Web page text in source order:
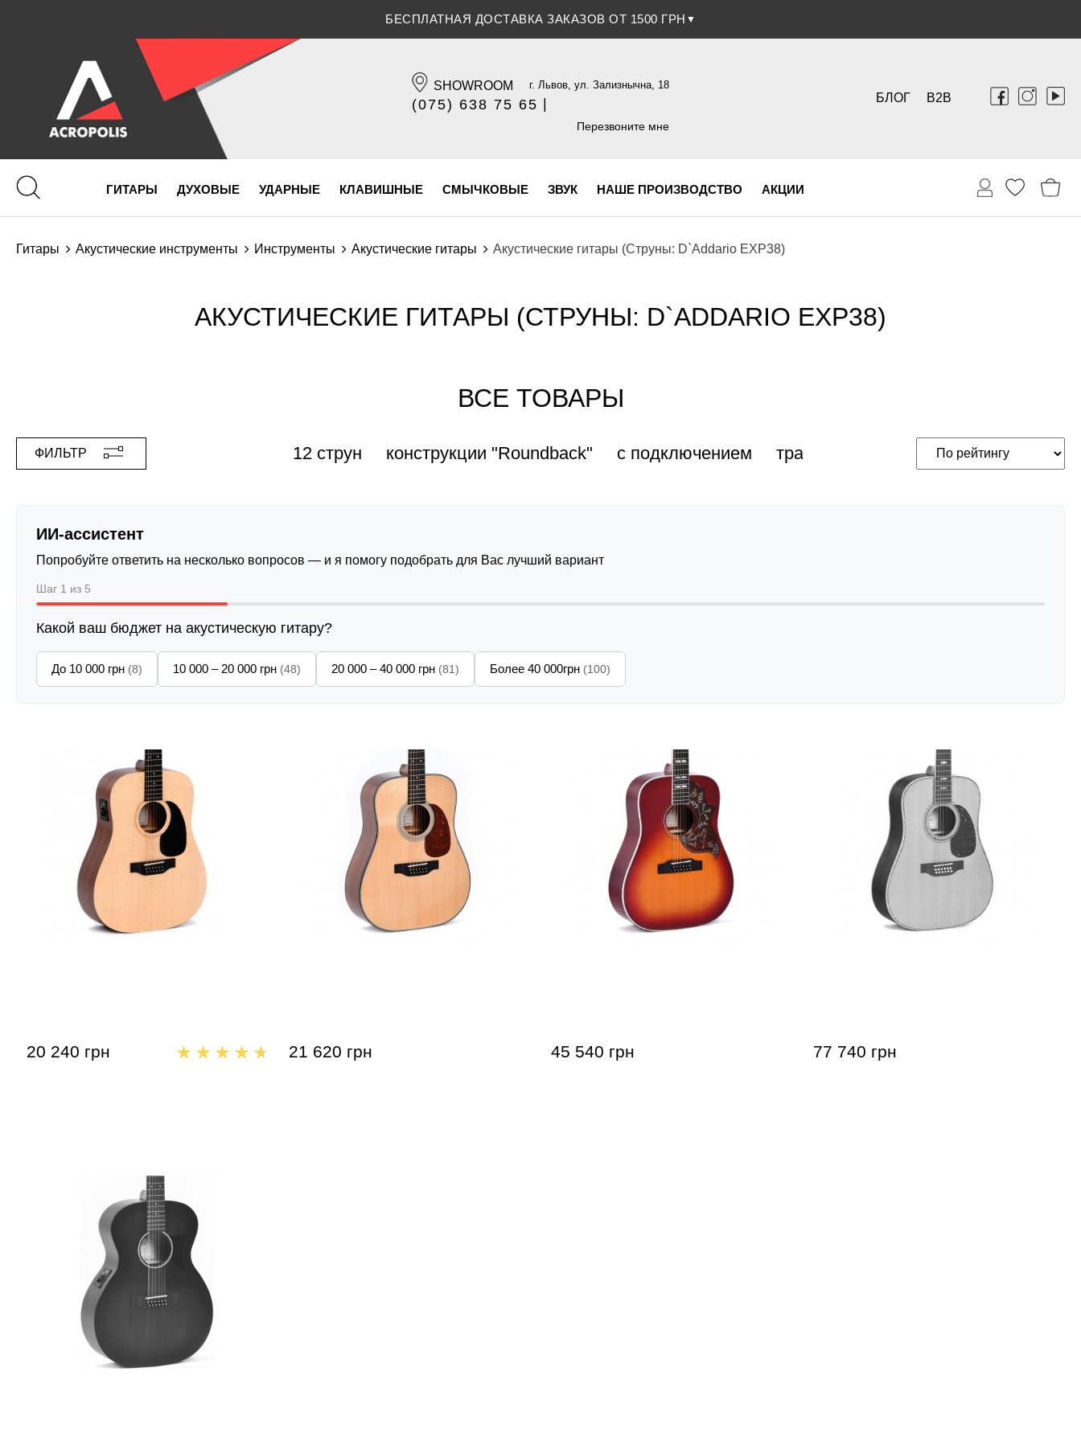
БЕСПЛАТНАЯ ДОСТАВКА ЗАКАЗОВ ОТ 1500 ГРН ▼
SHOWROOM г. Львов, ул. Зализнычна, 18
(075) 638 75 65
(096) 609 84 32
Перезвоните мне
B2B
БЛОГ
ГИТАРЫ ДУХОВЫЕ УДАРНЫЕ КЛАВИШНЫЕ СМЫЧКОВЫЕ ЗВУК НАШЕ ПРОИЗВОДСТВО АКЦИИ
Гитары Акустические инструменты Инструменты Акустические гитары Акустические гитары (Струны: D`Addario EXP38)
АКУСТИЧЕСКИЕ ГИТАРЫ (СТРУНЫ: D`ADDARIO EXP38)
ВСЕ ТОВАРЫ
12 струн конструкции "Roundback" с подключением трансакустические
ФИЛЬТР
ИИ-ассистент
Попробуйте ответить на несколько вопросов — и я помогу подобрать для Вас лучший вариант
Шаг 1 из 5
Какой ваш бюджет на акустическую гитару?
До 10 000 грн (8) 10 000 – 20 000 грн (48) 20 000 – 40 000 грн (81) Более 40 000грн (100)
20 240 грн 21 620 грн 45 540 грн 77 740 грн